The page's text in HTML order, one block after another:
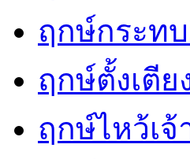
ฤกษ์กระท
ฤกษ์ตั้งเตีย
ฤกษ์ไหว้เ